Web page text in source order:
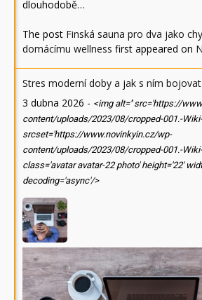
dlouhodobě…
The post Finská sauna pro dva jako
domácímu wellness first appeared on
Stres moderní doby a jak s ním bojovat
3 dubna 2026 - <img alt='' src='https://
content/uploads/2023/08/cropped-001.-
srcset='https://www.novinkyin.cz/wp-
content/uploads/2023/08/cropped-001.-
class='avatar avatar-22 photo' height='22'
decoding='async'/>